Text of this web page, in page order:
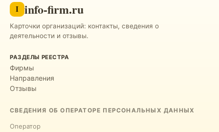
I info-firm.ru
Карточки организаций: контакты, сведения о
деятельности и отзывы.
РАЗДЕЛЫ РЕЕСТРА
Фирмы
Направления
Отзывы
СВЕДЕНИЯ ОБ ОПЕРАТОРЕ ПЕРСОНАЛЬНЫХ ДАННЫХ
Оператор